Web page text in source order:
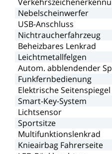
Nebelscheinwerfer
USB-Anschluss
Nichtraucherfahrzeug
Beheizbares Lenkrad
Leichtmetallfelgen
Autom. abblendender
Funkfernbedienung
ElektrischeSeitenspiegel
Smart-Key-System
Lichtsensor
Sportsitze
Multifunktionslenkrad
Knieairbag Fahrerseite